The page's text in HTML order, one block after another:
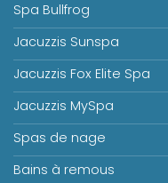
Spa Bullfrog
Jacuzzis Sunspa
Jacuzzis Fox Elite Spa
Jacuzzis MySpa
Spas de nage
Bains à remous